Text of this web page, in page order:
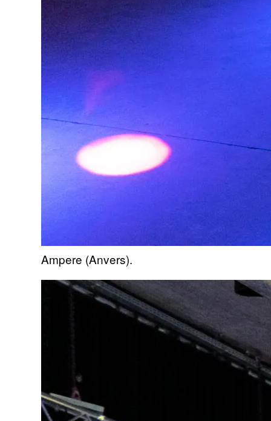
Ampere (Anvers).